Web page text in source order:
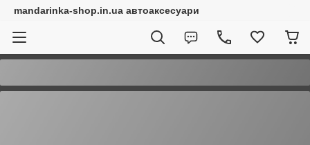
mandarinka-shop.in.ua автоаксесуари